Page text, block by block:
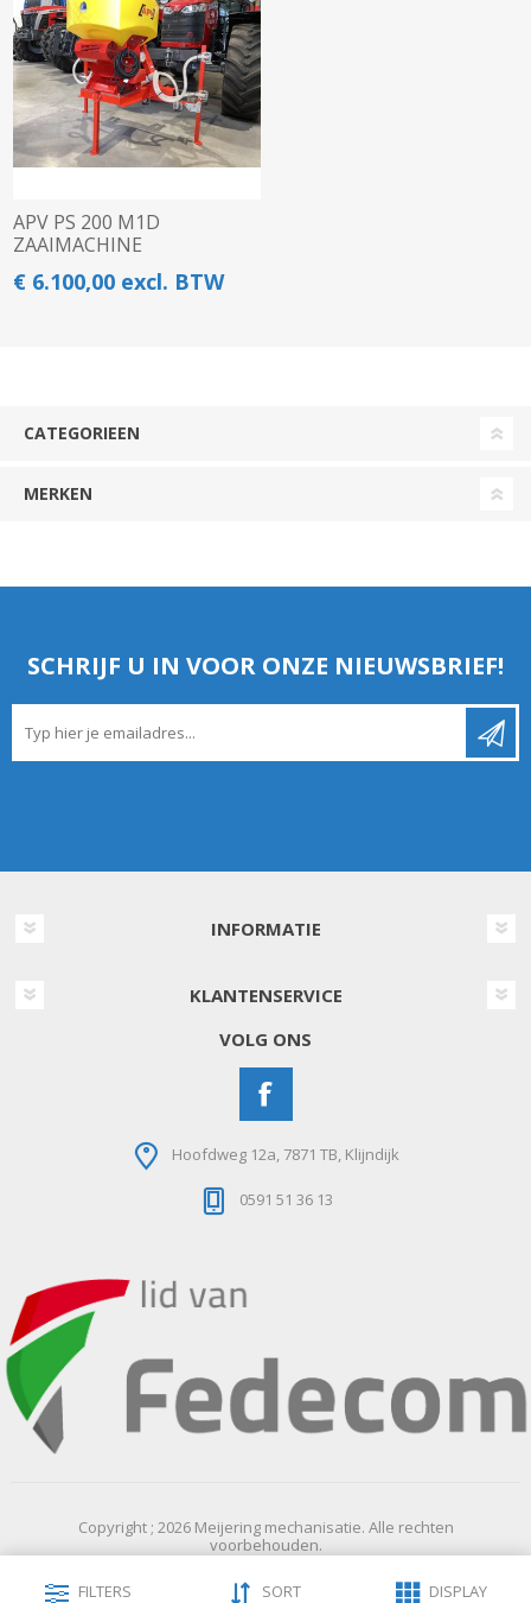
APV PS 200 M1D
ZAAIMACHINE
€ 6.100,00 excl. BTW
CATEGORIEEN
MERKEN
SCHRIJF U IN VOOR ONZE NIEUWSBRIEF!
INFORMATIE
KLANTENSERVICE
VOLG ONS
Hoofdweg 12a, 7871 TB, Klijndijk
0591 51 36 13
Copyright ; 2026 Meijering mechanisatie. Alle rechten
voorbehouden.
Nop-Templates.com
FILTERS SORT DISPLAY